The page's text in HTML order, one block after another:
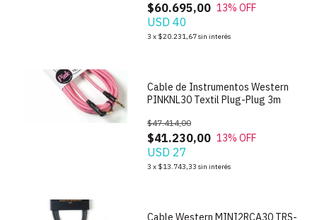
$60.695,00 13% OFF
USD 40
3 x $20.231,67sin interés
Cable de Instrumentos Western
PINKNL30 Textil Plug-Plug 3m
$41.230,00
$47.414,00
13% OFF
USD 27
3 x $13.743,33 sin interés
Cable Western MINI2RCA30 TRS-